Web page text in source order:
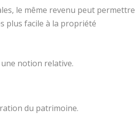
le même revenu peut permettre
plus facile à la propriété
notion relative.
du patrimoine.